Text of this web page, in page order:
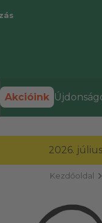
Akcióink
2026.
Kezdőoldal chevron_right